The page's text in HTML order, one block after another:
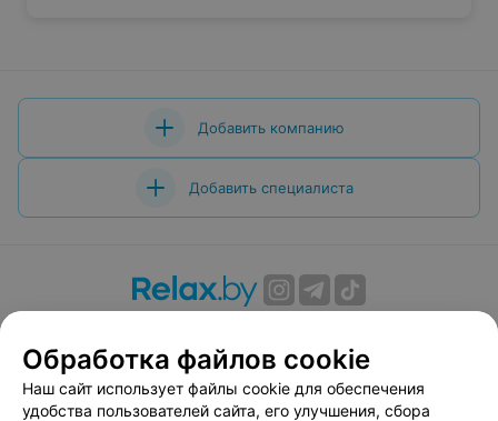
Добавить компанию
Добавить специалиста
Вакансии
Публичный договор
Способы оплаты
Публичный договор по использованию сервиса
«Афиша»
Обработка файлов cookie
Наш сайт использует файлы cookie для обеспечения
удобства пользователей сайта, его улучшения, сбора